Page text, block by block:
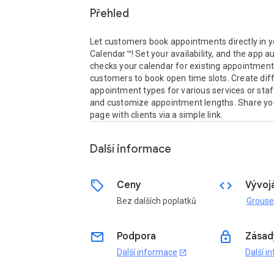
Přehled
Let customers book appointments directly in
Calendar™! Set your availability, and the app
checks your calendar for existing
customers to book open time slots. Create
appointment types for various services or
and customize appointment lengths. Share
page with clients via a simple link.
Další informace
sell Ceny
Bez dalších poplatků
code
email Podpora
Další informace open_in_new
lock
Další